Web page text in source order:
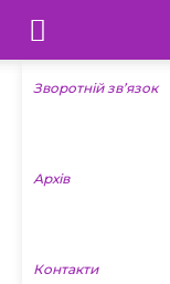
Телебачення
«Капрі»
Новини
Зворотній зв’язок
Архів
Контакти